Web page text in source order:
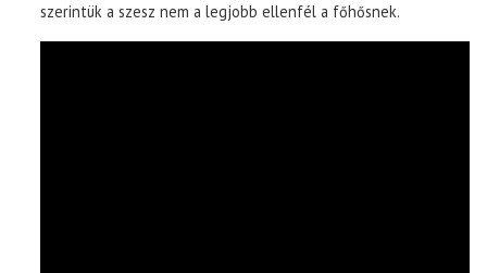
szerintük a szesz nem a legjobb ellenfél a főhősnek.